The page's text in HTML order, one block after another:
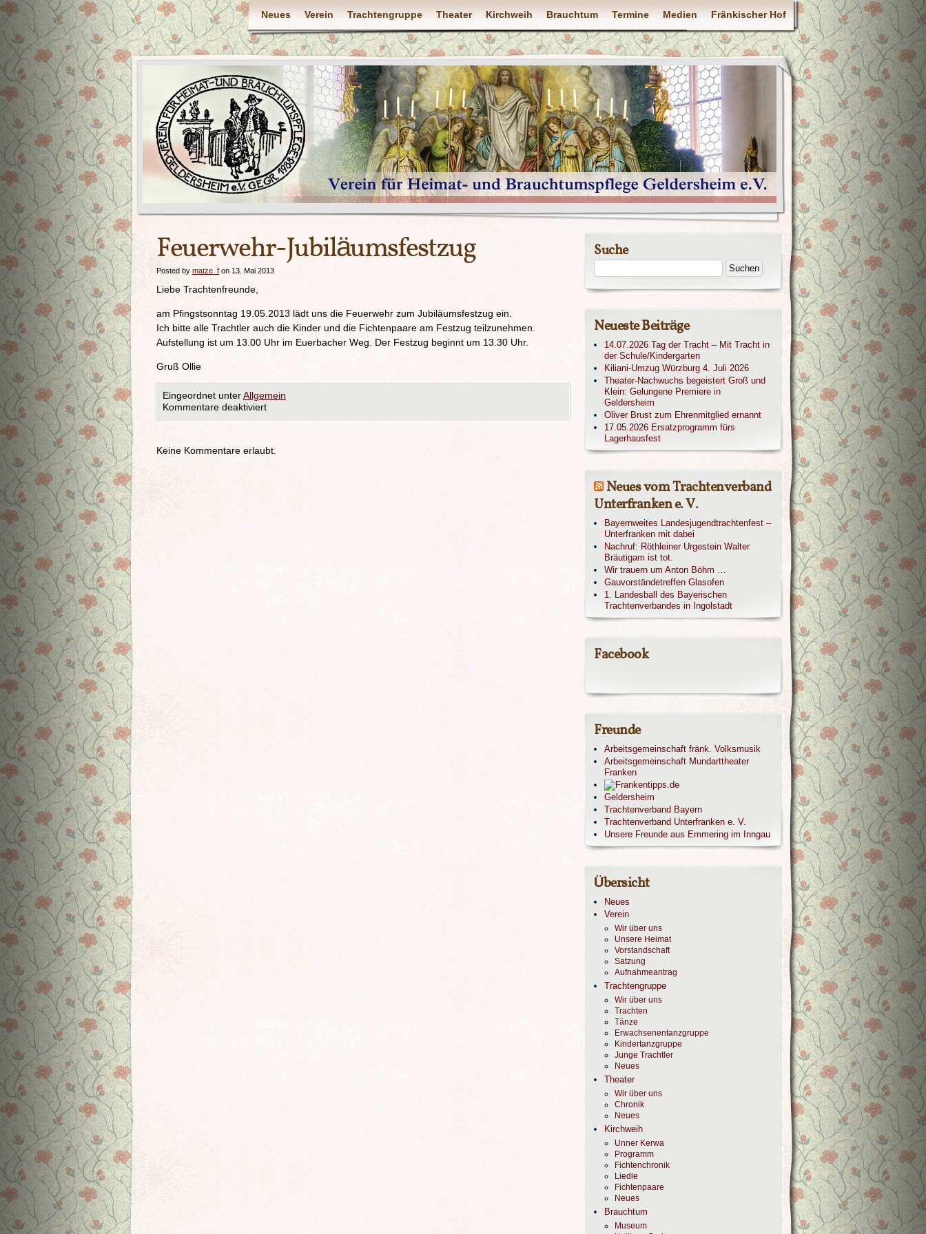
Neues Verein Trachtengruppe Theater Kirchweih Brauchtum Termine Medien Fränkischer Hof
Feuerwehr-Jubiläumsfestzug
Posted by matze_f on 13. Mai 2013
Liebe Trachtenfreunde,
am Pfingstsonntag 19.05.2013 lädt uns die Feuerwehr zum Jubiläumsfestzug ein.
Ich bitte alle Trachtler auch die Kinder und die Fichtenpaare am Festzug teilzunehmen.
Aufstellung ist um 13.00 Uhr im Euerbacher Weg. Der Festzug beginnt um 13.30 Uhr.
Gruß Ollie
Eingeordnet unterAllgemein
Kommentare deaktiviert
Keine Kommentare erlaubt.
Suche
Neueste Beiträge
14.07.2026 Tag der Tracht – Mit Tracht in
der Schule/Kindergarten
Kiliani-Umzug Würzburg 4. Juli 2026
Theater-Nachwuchs begeistert Groß und
Klein: Gelungene Premiere in
Geldersheim
Oliver Brust zum Ehrenmitglied ernannt
17.05.2026 Ersatzprogramm fürs
Lagerhausfest
Neues vom Trachtenverband
Unterfranken e. V.
Bayernweites Landesjugendtrachtenfest –
Unterfranken mit dabei
Nachruf: Röthleiner Urgestein Walter
Bräutigam ist tot.
Wir trauern um Anton Böhm …
Gauvorständetreffen Glasofen
1. Landesball des Bayerischen
Trachtenverbandes in Ingolstadt
Facebook
Freunde
Arbeitsgemeinschaft fränk. Volksmusik
Arbeitsgemeinschaft Mundarttheater
Franken
Geldersheim
Trachtenverband Bayern
Trachtenverband Unterfranken e. V.
Unsere Freunde aus Emmering im Inngau
Übersicht
Neues
Verein
Wir über uns
Unsere Heimat
Vorstandschaft
Satzung
Aufnahmeantrag
Trachtengruppe
Wir über uns
Trachten
Tänze
Erwachsenentanzgruppe
Kindertanzgruppe
Junge Trachtler
Neues
Theater
Wir über uns
Chronik
Neues
Kirchweih
Unner Kerwa
Programm
Fichtenchronik
Liedle
Fichtenpaare
Neues
Brauchtum
Museum